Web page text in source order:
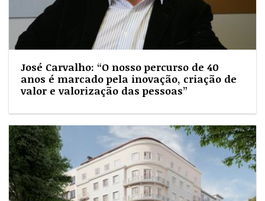
José Carvalho: “O nosso percurso de 40
anos é marcado pela inovação, criação de
valor e valorização das pessoas”